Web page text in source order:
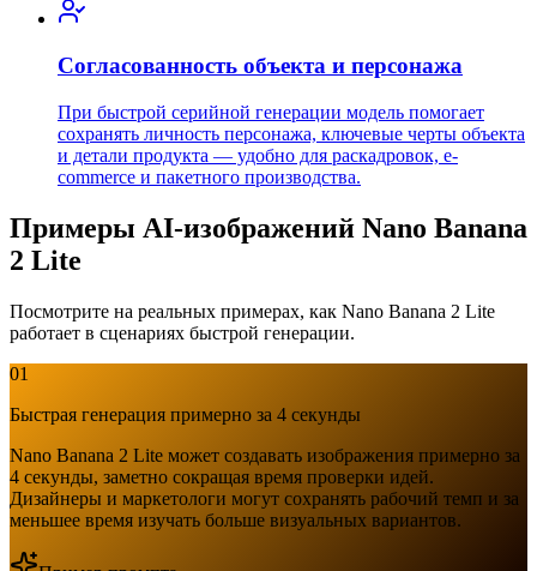
Согласованность объекта и персонажа
При быстрой серийной генерации модель помогает
сохранять личность персонажа, ключевые черты объекта
и детали продукта — удобно для раскадровок, e-
commerce и пакетного производства.
Примеры AI-изображений Nano Banana
2 Lite
Посмотрите на реальных примерах, как Nano Banana 2 Lite
работает в сценариях быстрой генерации.
01
Быстрая генерация примерно за 4 секунды
Nano Banana 2 Lite может создавать изображения примерно за
4 секунды, заметно сокращая время проверки идей.
Дизайнеры и маркетологи могут сохранять рабочий темп и за
меньшее время изучать больше визуальных вариантов.